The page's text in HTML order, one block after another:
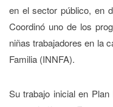
en el sector público, en
Coordinó uno de los
niñas trabajadores en la
Familia (INNFA).
Su trabajo inicial en